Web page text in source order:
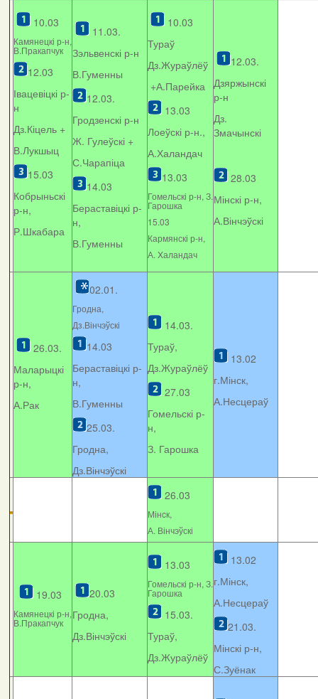
10.03
Камянецкі р-н,
В.Пракапчук
12.03
Івацевіцкі р-
н
Дз.Кіцель +
В.Лукшыц
15.03
Кобрыньскі
р-н,
Р.Шкабара
11.03.
Зэльвенскі р-н
В.Гуменны
12.03.
Гродзенскі р-н
Ж. Гулеўскі +
С.Чарапіца
14.03
Бераставіцкі р-
н,
В.Гуменны
10.03
Тураў
Дз.Жураўлёў
+А.Парейка
13.03
Лоеўскі р-н.,
А.Халандач
13.03
Гомельскі р-н, З.
Гарошка
15.03
Кармянскі р-н,
А. Xаландач
12.03.
Дзяржынскі
р-н
Дз.
Змачынскі
28.03
Мінскі р-н,
А.Вінчэўскі
26.03.
Маларыцкі
р-н,
А.Рак
02.01.
Гродна,
Дз.Вінчэўскі
14.03
Бераставіцкі р-
н,
В.Гуменны
25.03.
Гродна,
Дз.Вінчэўскі
14.03.
Тураў,
Дз.Жураўлёў
27.03
Гомельскі р-
н,
З. Гарошка
13.02
г.Мінск,
А.Несцераў
26.03
Мінcк,
А. Вінчэўскі
19.03
Камянецкі р-н,
В.Пракапчук
20.03
Гродна,
Дз.Вінчэўскі
13.03
Гомельскі р-н, З.
Гарошка
15.03.
Тураў,
Дз.Жураўлёў
13.02
г.Мінск,
А.Несцераў
21.03.
Мінскі р-н,
С.Зуёнак